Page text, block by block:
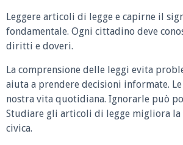
Leggere articoli di legge e capirne il
fondamentale. Ogni cittadino deve
diritti e doveri.
La comprensione delle leggi evita
aiuta a prendere decisioni informate.
nostra vita quotidiana. Ignorarle può
Studiare gli articoli di legge migliora la
civica.